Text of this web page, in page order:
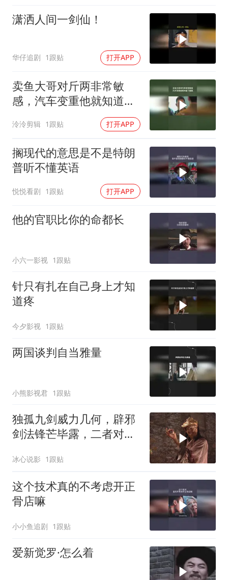
美国AI开始攻击真人了
人民的健康、体质、幸福一脉相承
潇洒人间一剑仙！
华仔追剧 1跟贴 打开APP
卖鱼大哥对斤两非常敏
感，汽车变重他就知道了
泠泠剪辑 1跟贴 打开APP
搁现代的意思是不是特朗
普听不懂英语
悦悦看剧 1跟贴 打开APP
他的官职比你的命都长
小六一影视 1跟贴
针只有扎在自己身上才知
道疼
今夕影视 1跟贴
两国谈判自当雅量
小熊影视君 1跟贴
独孤九剑威力几何，辟邪
剑法锋芒毕露，二者对决
冰心说影 1跟贴
这个技术真的不考虑开正
骨店嘛
小小鱼追剧 1跟贴
爱新觉罗·怎么着